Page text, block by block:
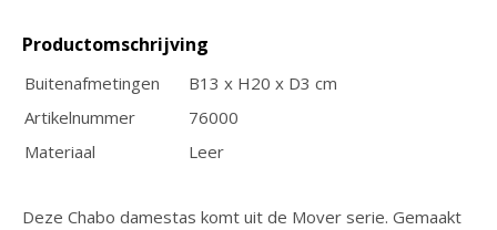
GreenBurry
Leren Vintage
Crossbody telefoon
twee kleuren
Productomschrijving
Buitenafmetingen
B13 x H20 x D3 cm
Artikelnummer
76000
Materiaal
Leer
Deze Chabo damestas komt uit de Mover serie. Gemaakt